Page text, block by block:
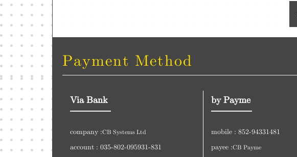
Payment Method
Via Bank
company :CB Systems Ltd
account : 035-802-095931-831
by Payme
mobile : 852-94331481
payee :CB Payme